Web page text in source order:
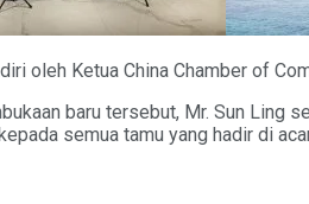
oleh Ketua China Chamber of
baru tersebut, Mr. Sun Ling
semua tamu yang hadir di